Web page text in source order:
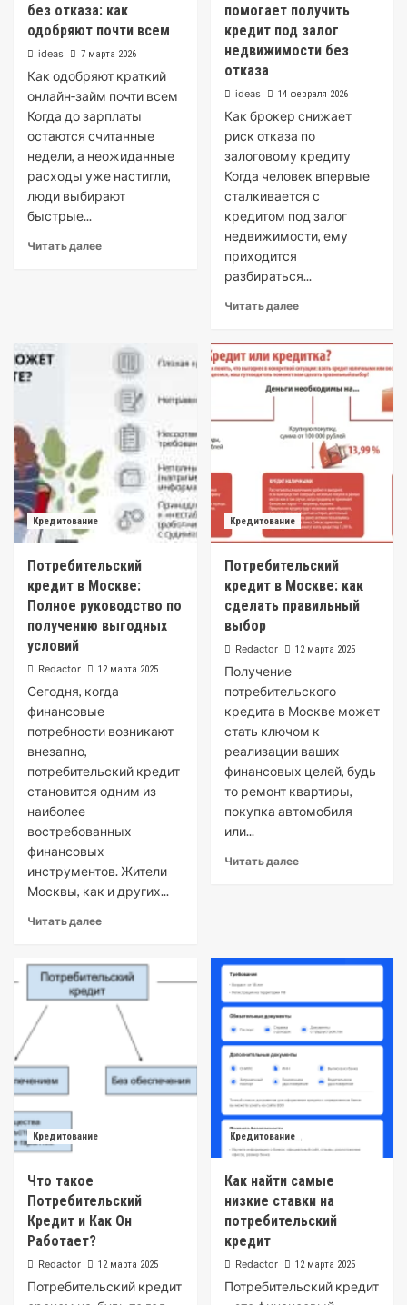
без отказа: как
одобряют почти всем
ideas 7 марта 2026
Как одобряют краткий
онлайн‑займ почти всем
Когда до зарплаты
остаются считанные
недели, а неожиданные
расходы уже настигли,
люди выбирают
быстрые...
Читать далее
помогает получить
кредит под залог
недвижимости без
отказа
ideas 14 февраля 2026
Как брокер снижает
риск отказа по
залоговому кредиту
Когда человек впервые
сталкивается с
кредитом под залог
недвижимости, ему
приходится
разбираться...
Читать далее
Кредитование
Потребительский
кредит в Москве:
Полное руководство по
получению выгодных
условий
Redactor 12 марта 2025
Сегодня, когда
финансовые
потребности возникают
внезапно,
потребительский кредит
становится одним из
наиболее
востребованных
финансовых
инструментов. Жители
Москвы, как и других...
Читать далее
Кредитование
Потребительский
кредит в Москве: как
сделать правильный
выбор
Redactor 12 марта 2025
Получение
потребительского
кредита в Москве может
стать ключом к
реализации ваших
финансовых целей, будь
то ремонт квартиры,
покупка автомобиля
или...
Читать далее
Кредитование
Что такое
Потребительский
Кредит и Как Он
Работает?
Redactor 12 марта 2025
Потребительский кредит
Кредитование
Как найти самые
низкие ставки на
потребительский
кредит
Redactor 12 марта 2025
Потребительский кредит